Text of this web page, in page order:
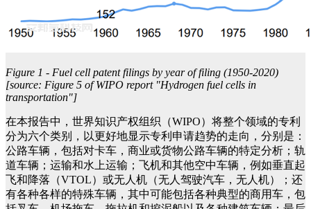
Figure 1 - Fuel cell patent filings by year of filing (1950-2020)
[source: Figure 5 of WIPO report "Hydrogen fuel cells in
transportation"]
在本报告中，世界知识产权组织（WIPO）将整个领域的专利
分为六个类别，以更好地显示专利申请趋势的走向，分别是：
公路车辆，包括对卡车，商业或货物公路车辆的特定分析；轨
道车辆；运输和水上运输；飞机和其他空中车辆，例如垂直起
飞和降落（VTOL）或无人机（无人驾驶汽车，无人机）；还
有各种各样的特殊车辆，其中可能包括各种典型的商用车，包